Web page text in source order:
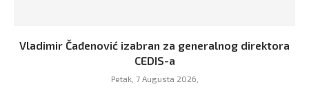
Vladimir Čađenović izabran za generalnog direktora
CEDIS-a
Petak, 7 Augusta 2026,